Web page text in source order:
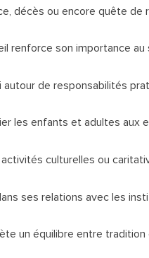
décès ou encore quête de
renforce son importance
autour de responsabilités
les enfants et adultes aux
culturelles ou
ses relations avec les
un équilibre entre